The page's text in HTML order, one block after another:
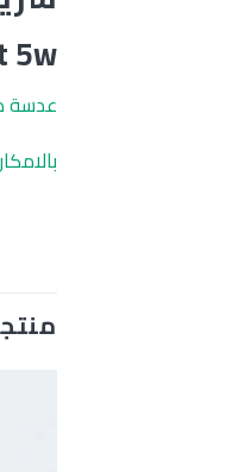
5w
عدسة